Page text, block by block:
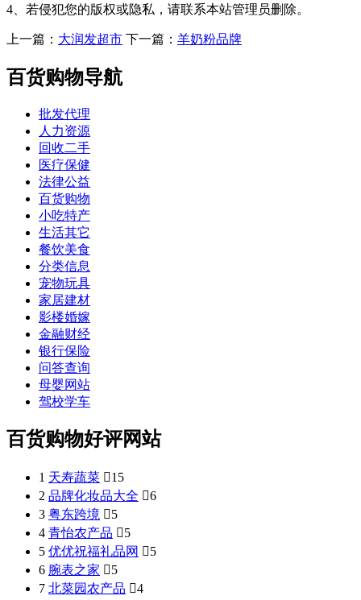
4、若侵犯您的版权或隐私，请联系本站管理员删除。
上一篇： 大润发超市 下一篇： 羊奶粉品牌
百货购物导航
批发代理
人力资源
回收二手
医疗保健
法律公益
百货购物
小吃特产
生活其它
餐饮美食
分类信息
宠物玩具
家居建材
影楼婚嫁
金融财经
银行保险
问答查询
母婴网站
驾校学车
百货购物好评网站
1 天寿蔬菜 15
2 品牌化妆品大全 6
3 粤东跨境 5
4 青怡农产品 5
5 优优祝福礼品网 5
6 腕表之家 5
7 北菜园农产品 4